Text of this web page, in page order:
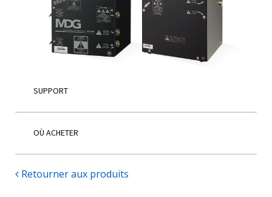
Français
SUPPORT
OÙ ACHETER
Retourner aux produits